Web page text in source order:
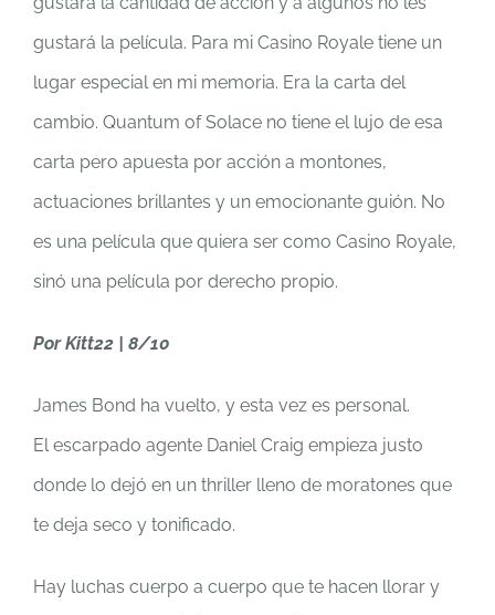
gustará la película. Para mi Casino Royale tiene un
lugar especial en mi memoria. Era la carta del
cambio. Quantum of Solace no tiene el lujo de esa
carta pero apuesta por acción a montones,
actuaciones brillantes y un emocionante guión. No
es una película que quiera ser como Casino Royale,
sinó una película por derecho propio.
Por Kitt22 | 8/10
James Bond ha vuelto, y esta vez es personal.
El escarpado agente Daniel Craig empieza justo
donde lo dejó en un thriller lleno de moratones que
te deja seco y tonificado.
Hay luchas cuerpo a cuerpo que te hacen llorar y